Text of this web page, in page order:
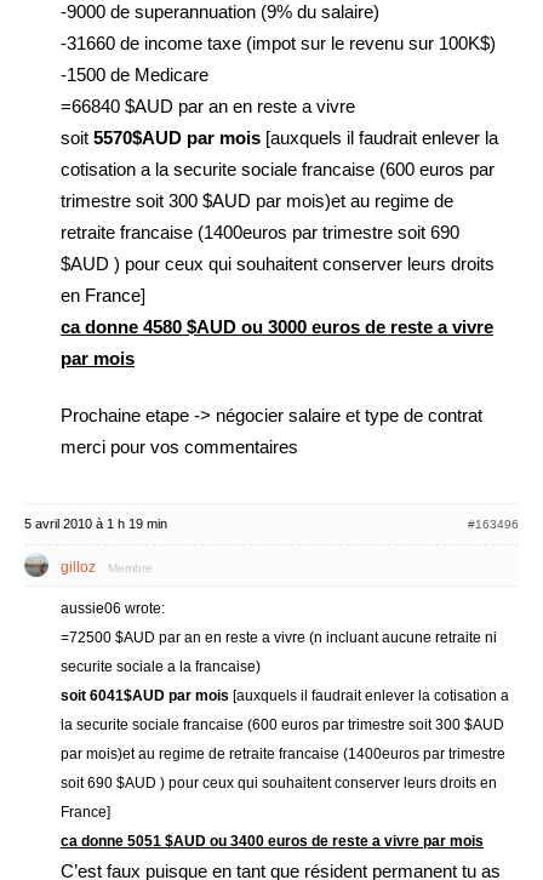
-9000 de superannuation (9% du salaire)
-31660 de income taxe (impot sur le revenu sur 100K$)
-1500 de Medicare
=66840 $AUD par an en reste a vivre
soit 5570$AUD par mois [auxquels il faudrait enlever la
cotisation a la securite sociale francaise (600 euros par
trimestre soit 300 $AUD par mois)et au regime de
retraite francaise (1400euros par trimestre soit 690
$AUD ) pour ceux qui souhaitent conserver leurs droits
en France]
ca donne 4580 $AUD ou 3000 euros de reste a vivre
par mois
Prochaine etape -> négocier salaire et type de contrat
merci pour vos commentaires
5 avril 2010 à 1 h 19 min #163496
gilloz Membre
aussie06 wrote:
=72500 $AUD par an en reste a vivre (n incluant aucune retraite ni
securite sociale a la francaise)
soit 6041$AUD par mois [auxquels il faudrait enlever la cotisation a
la securite sociale francaise (600 euros par trimestre soit 300 $AUD
par mois)et au regime de retraite francaise (1400euros par trimestre
soit 690 $AUD ) pour ceux qui souhaitent conserver leurs droits en
France]
ca donne 5051 $AUD ou 3400 euros de reste a vivre par mois
C’est faux puisque en tant que résident permanent tu as